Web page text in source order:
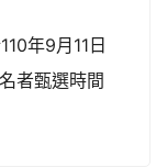
年9月11日
者甄選時間